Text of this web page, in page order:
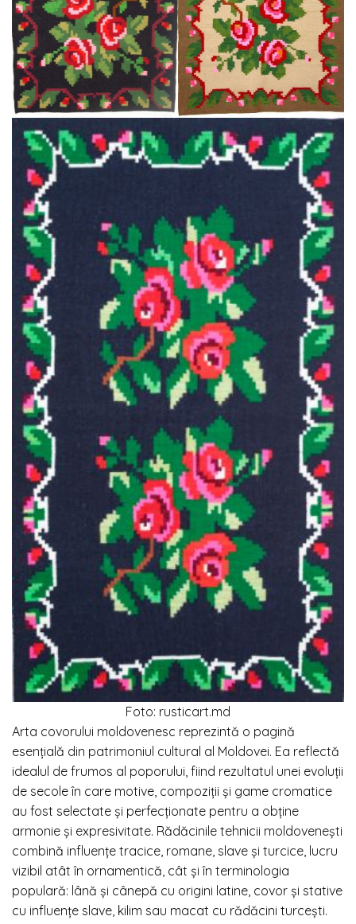
Foto: rusticart.md
Arta covorului moldovenesc reprezintă o pagină
esențială din patrimoniul cultural al Moldovei. Ea reflectă
idealul de frumos al poporului, fiind rezultatul unei evoluții
de secole în care motive, compoziții și game cromatice
au fost selectate și perfecționate pentru a obține
armonie și expresivitate. Rădăcinile tehnicii moldovenești
combină influențe tracice, romane, slave și turcice, lucru
vizibil atât în ornamentică, cât și în terminologia
populară: lână și cânepă cu origini latine, covor și stative
cu influențe slave, kilim sau macat cu rădăcini turcești.